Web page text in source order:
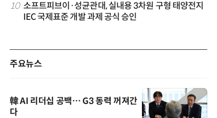
10 소프트피브이·성균관대, 실내용 3차원 구형 태양전지
IEC 국제표준 개발 과제 공식 승인
주요뉴스
韓 AI 리더십 공백… G3 동력 꺼져간
다